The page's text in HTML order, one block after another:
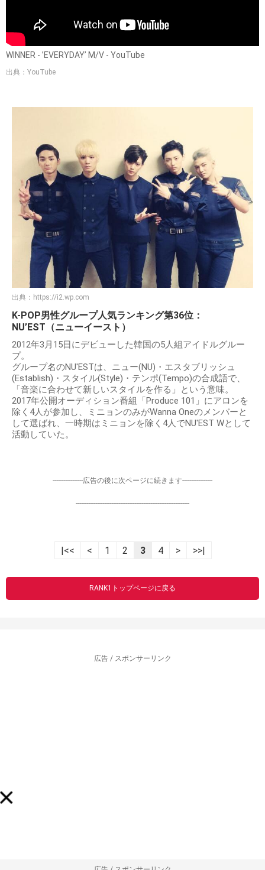
WINNER - ’EVERYDAY’ M/V - YouTube
出典：YouTube
出典： https://i2.wp.com
K-POP男性グループ人気ランキング第36位：
NU’EST（ニューイースト）
2012年3月15日にデビューした韓国の5人組アイドルグルー
プ。
グループ名のNU'ESTは、ニュー(NU)・エスタブリッシュ
(Establish)・スタイル(Style)・テンポ(Tempo)の合成語で、
「音楽に合わせて新しいスタイルを作る」という意味。
2017年公開オーディション番組「Produce 101」にアロンを
除く4人が参加し、ミニョンのみがWanna Oneのメンバーと
して選ばれ、一時期はミニョンを除く4人でNU'EST Wとして
活動していた。
-----------------広告の後に次ページに続きます-----------------
----------------------------------------------------------------
|<< < 1 2 3 4 > >>|
RANK1トップページに戻る
広告 / スポンサーリンク